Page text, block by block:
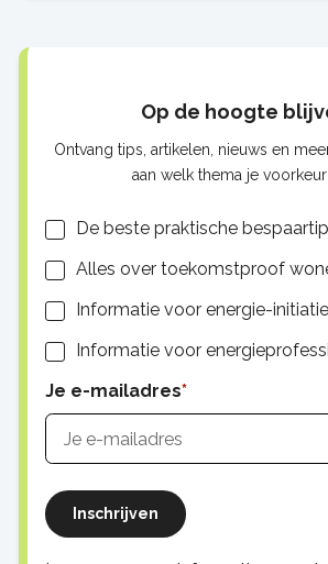
Op de hoogte
Ontvang tips, artikelen, nieuws en
aan welk thema je
LijstenDe beste praktische
Alles over toekomstproof
Informatie voor energie-
Informatie voor
Je e-mailadres
Inschrijven